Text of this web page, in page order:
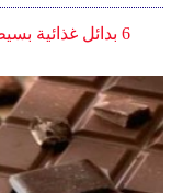
6 بدائل غذائية